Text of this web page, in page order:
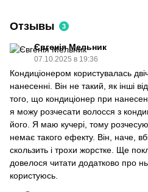
Отзывы 3
Євгенія Мельник
07.10.2025 в 19:36
Кондиціонером користувалась
нанесенні. Він не такий, як інші
того, що кондиціонер при
я можу розчесати волосся з
його. Я маю кучері, тому
немає такого ефекту. Він, наче,
скользить і трохи жорстке. Ще
довелося читати додатково про
користуюсь.